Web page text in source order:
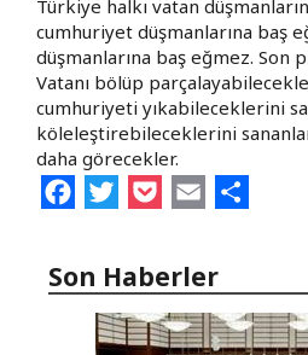
Türkiye halkı vatan
cumhuriyet düşmanlarına baş
düşmanlarına baş eğmez. Son
Vatanı bölüp
cumhuriyeti yıkabileceklerini
köleleştirebileceklerini sananlar
daha görecekler.
FacebookTwitterPocketEmail
Son Haberler